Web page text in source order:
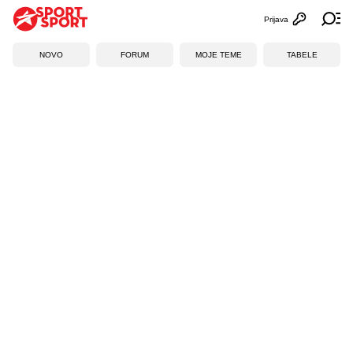
Otvori
Prijava
NOVO FORUM MOJE TEME TABELE